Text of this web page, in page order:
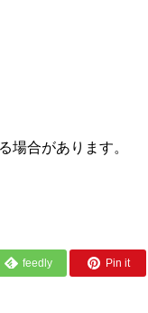
場合があります。
feedly Pin it